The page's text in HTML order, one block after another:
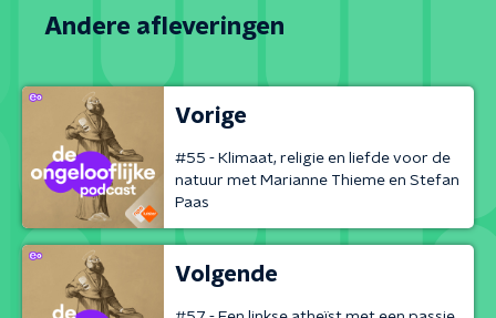
Andere afleveringen
Vorige
#55 - Klimaat, religie en liefde voor de
natuur met Marianne Thieme en Stefan
Paas
Volgende